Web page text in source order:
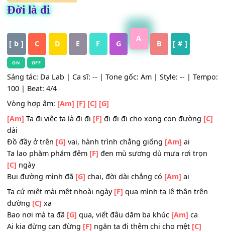
Đời là đi
[ b ] C D E F G B [ # ]
Sáng tác: Da Lab | Ca sĩ: -- | Tone gốc: Am | Style: -- |
100 | Beat: 4/4
Vòng hợp âm:[Am] [F] [C] [G]
[Am]Ta đi việc ta là đi đi[F] đi đi đi cho xong con
dài
Đồ đầy ở trên[G] vai, hành trình chẳng giống [Am]
Ta lao phăm phăm đêm[F]đen mù sương dù mưa rơi
[C]ngày
Bụi đường mình đã[G] chai, đời dài chẳng có[Am]